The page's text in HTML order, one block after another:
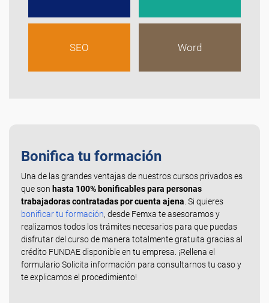
SEO Word
Bonifica tu formación
Una de las grandes ventajas de nuestros cursos privados es
que son hasta 100% bonificables para personas
trabajadoras contratadas por cuenta ajena . Si quieres
bonificar tu formación, desde Femxa te asesoramos y
realizamos todos los trámites necesarios para que puedas
disfrutar del curso de manera totalmente gratuita gracias al
crédito FUNDAE disponible en tu empresa. ¡Rellena el
formulario Solicita información para consultarnos tu caso y
te explicamos el procedimiento!